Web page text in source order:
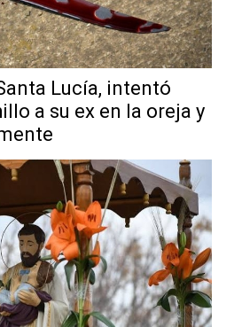
Lucía, intentó
a su ex en la oreja y